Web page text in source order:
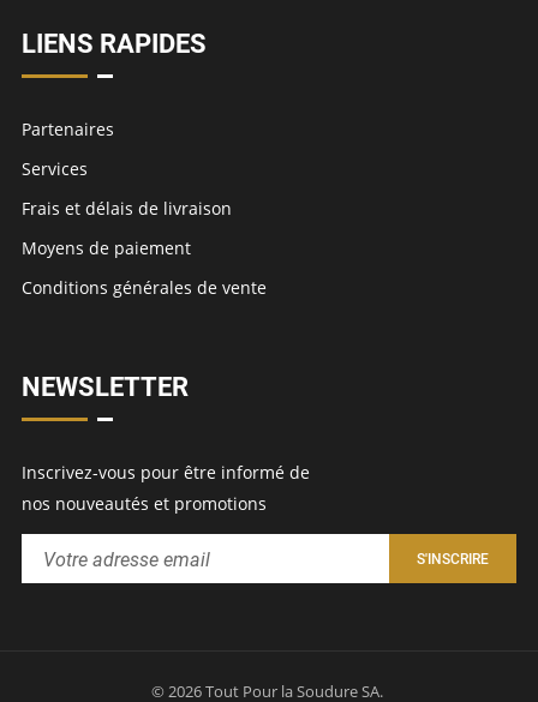
LIENS RAPIDES
Partenaires
Services
Frais et délais de livraison
Moyens de paiement
Conditions générales de vente
NEWSLETTER
Inscrivez-vous pour être informé de
nos nouveautés et promotions
© 2026 Tout Pour la Soudure SA.